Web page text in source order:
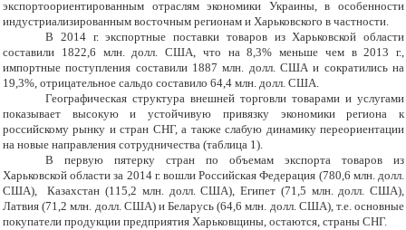
экспортоориентированным отраслям экономики Украины, в особенности
индустриализированным восточным регионам и Харьковского в частности.
В 2014 г. экспортные поставки товаров из Харьковской области
составили 1822,6 млн. долл. США, что на 8,3% меньше чем в 2013 г.,
импортные поступления составили 1887 млн. долл. США и сократились на
19,3%, отрицательное сальдо составило 64,4 млн. долл. США.
Географическая структура внешней торговли товарами и услугами
показывает высокую и устойчивую привязку экономики региона к
российскому рынку и стран СНГ, а также слабую динамику переориентации
на новые направления сотрудничества (таблица 1).
В первую пятерку стран по объемам экспорта товаров из
Харьковской области за 2014 г. вошли Российская Федерация (780,6 млн. долл.
США), Казахстан (115,2 млн. долл. США), Египет (71,5 млн. долл. США),
Латвия (71,2 млн. долл. США) и Беларусь (64,6 млн. долл. США), т.е. основные
покупатели продукции предприятия Харьковщины, остаются, страны СНГ.